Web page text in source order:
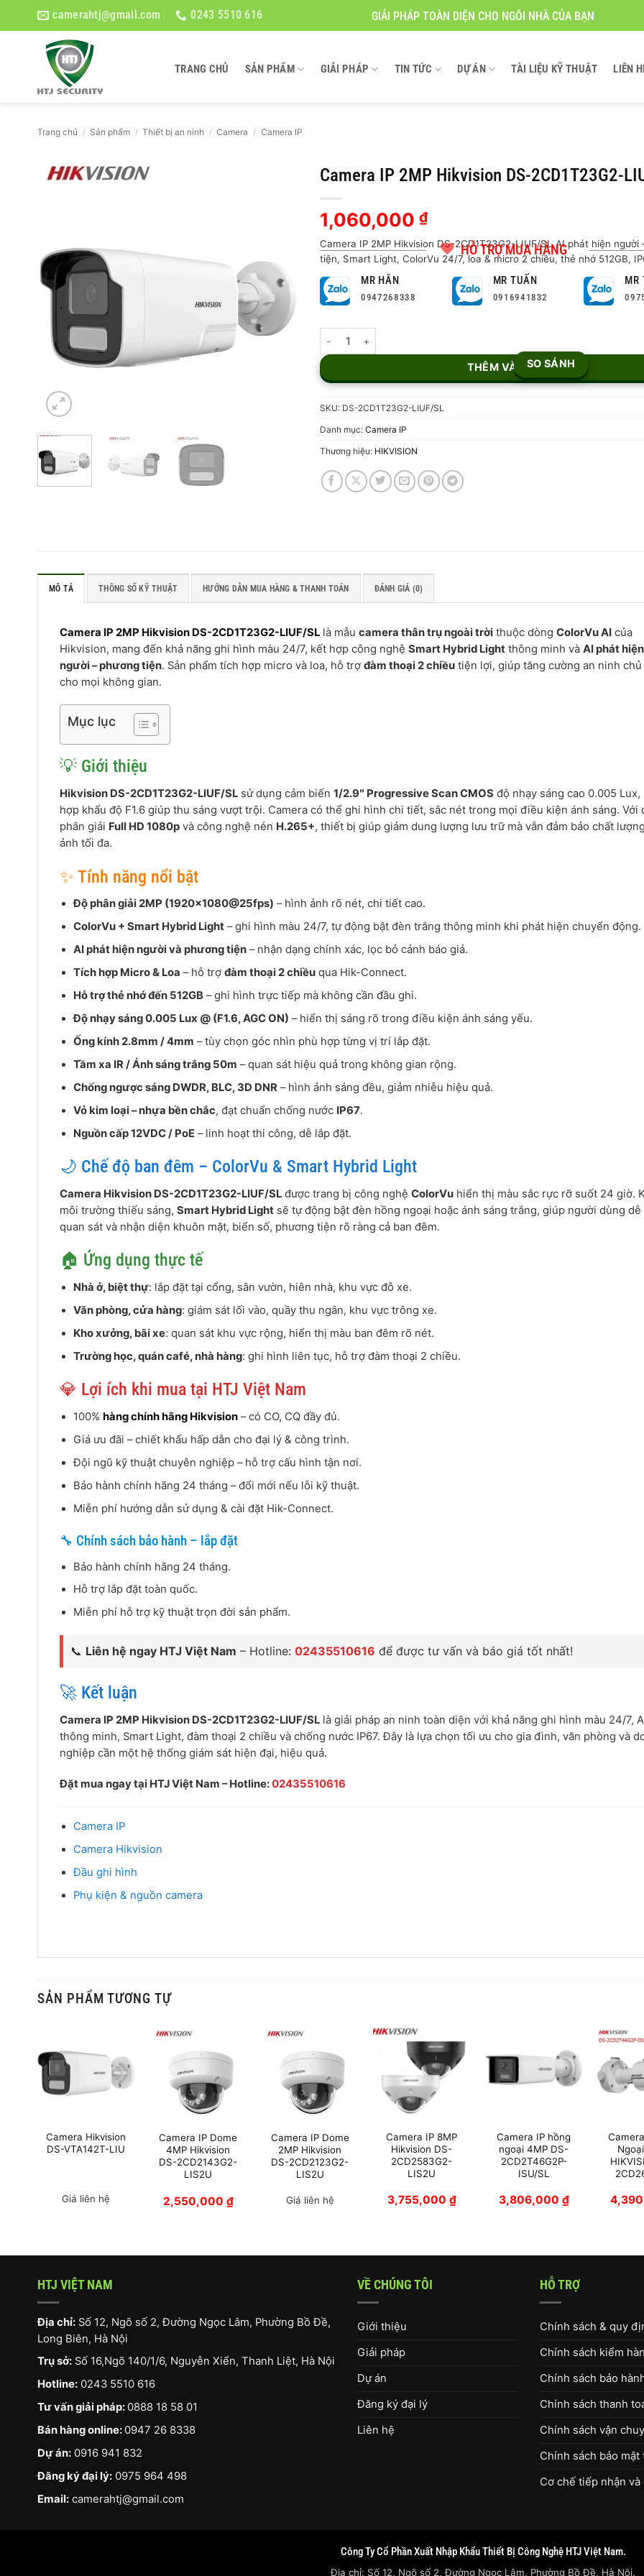
camerahtj@gmail.com 0243 5510 616 GIẢI PHÁP TOÀN DIỆN CHO NGÔI NHÀ CỦA BẠN
TRANG CHỦ SẢN PHẨM GIẢI PHÁP TIN TỨC DỰ ÁN TÀI LIỆU KỸ THUẬT LIÊN
Trang chủ / Sản phẩm / Thiết bị an ninh / Camera / Camera IP
Camera IP 2MP Hikvision DS-2CD1T23G2-
1,060,000₫
Camera IP 2MP Hikvision DS-2CD1T23G2-LIUF/SL AI phát hiện người
tiện, Smart Light, ColorVu 24/7, loa & micro 2 chiều, thẻ nhớ 512GB,
HỖ TRỢ MUA HÀNG
MR HÂN
0947268338
MR TUẤN
0916941832
MR
THÊM VÀO GIỎSO SÁNH
SKU: DS-2CD1T23G2-LIUF/SL
Danh mục:Camera IP
Thương hiệu: HIKVISION
MÔ TẢ THÔNG SỐ KỸ THUẬT HƯỚNG DẪN MUA HÀNG & THANH TOÁN ĐÁNH GIÁ (0)
Camera IP 2MP Hikvision DS-2CD1T23G2-LIUF/SL là mẫu camera thân trụ ngoài trời thuộc dòng ColorVu AI của
Hikvision, mang đến khả năng ghi hình màu 24/7, kết hợp công nghệ Smart Hybrid Light thông minh và AI phát hiện
người – phương tiện. Sản phẩm tích hợp micro và loa, hỗ trợ đàm thoại 2 chiều tiện lợi, giúp tăng cường an ninh chủ
cho mọi không gian.
Mục lục
💡 Giới thiệu
Hikvision DS-2CD1T23G2-LIUF/SL sử dụng cảm biến 1/2.9″ Progressive Scan CMOS độ nhạy sáng cao 0.005 Lux,
hợp khẩu độ F1.6 giúp thu sáng vượt trội. Camera có thể ghi hình chi tiết, sắc nét trong mọi điều kiện ánh sáng. Với
phân giải Full HD 1080p và công nghệ nén H.265+, thiết bị giúp giảm dung lượng lưu trữ mà vẫn đảm bảo chất
ảnh tối đa.
✨ Tính năng nổi bật
Độ phân giải 2MP (1920×1080@25fps) – hình ảnh rõ nét, chi tiết cao.
ColorVu + Smart Hybrid Light – ghi hình màu 24/7, tự động bật đèn trắng thông minh khi phát hiện chuyển động.
AI phát hiện người và phương tiện – nhận dạng chính xác, lọc bỏ cảnh báo giả.
Tích hợp Micro & Loa – hỗ trợđàm thoại 2 chiều qua Hik-Connect.
Hỗ trợ thẻ nhớ đến 512GB – ghi hình trực tiếp mà không cần đầu ghi.
Độ nhạy sáng 0.005 Lux @ (F1.6, AGC ON) – hiển thị sáng rõ trong điều kiện ánh sáng yếu.
Ống kính 2.8mm / 4mm – tùy chọn góc nhìn phù hợp từng vị trí lắp đặt.
Tầm xa IR / Ánh sáng trắng 50m – quan sát hiệu quả trong không gian rộng.
Chống ngược sáng DWDR, BLC, 3D DNR – hình ảnh sáng đều, giảm nhiễu hiệu quả.
Vỏ kim loại – nhựa bền chắc, đạt chuẩn chống nước IP67.
Nguồn cấp 12VDC / PoE – linh hoạt thi công, dễ lắp đặt.
🌙 Chế độ ban đêm – ColorVu & Smart Hybrid Light
Camera Hikvision DS-2CD1T23G2-LIUF/SL được trang bị công nghệ ColorVu hiển thị màu sắc rực rỡ suốt 24 giờ.
môi trường thiếu sáng, Smart Hybrid Light sẽ tự động bật đèn hồng ngoại hoặc ánh sáng trắng, giúp người dùng dễ
quan sát và nhận diện khuôn mặt, biển số, phương tiện rõ ràng cả ban đêm.
🏠 Ứng dụng thực tế
Nhà ở, biệt thự: lắp đặt tại cổng, sân vườn, hiên nhà, khu vực đỗ xe.
Văn phòng, cửa hàng: giám sát lối vào, quầy thu ngân, khu vực trông xe.
Kho xưởng, bãi xe: quan sát khu vực rộng, hiển thị màu ban đêm rõ nét.
Trường học, quán café, nhà hàng: ghi hình liên tục, hỗ trợ đàm thoại 2 chiều.
💎 Lợi ích khi mua tại HTJ Việt Nam
100%hàng chính hãng Hikvision – có CO, CQ đầy đủ.
Giá ưu đãi – chiết khấu hấp dẫn cho đại lý & công trình.
Đội ngũ kỹ thuật chuyên nghiệp – hỗ trợ cấu hình tận nơi.
Bảo hành chính hãng 24 tháng – đổi mới nếu lỗi kỹ thuật.
Miễn phí hướng dẫn sử dụng & cài đặt Hik-Connect.
🔧 Chính sách bảo hành – lắp đặt
Bảo hành chính hãng 24 tháng.
Hỗ trợ lắp đặt toàn quốc.
Miễn phí hỗ trợ kỹ thuật trọn đời sản phẩm.
📞 Liên hệ ngay HTJ Việt Nam – Hotline: 02435510616 để được tư vấn và báo giá tốt nhất!
🚀 Kết luận
Camera IP 2MP Hikvision DS-2CD1T23G2-LIUF/SL là giải pháp an ninh toàn diện với khả năng ghi hình màu 24/7,
thông minh, Smart Light, đàm thoại 2 chiều và chống nước IP67. Đây là lựa chọn tối ưu cho gia đình, văn phòng và
nghiệp cần một hệ thống giám sát hiện đại, hiệu quả.
Đặt mua ngay tại HTJ Việt Nam – Hotline:02435510616
Camera IP
Camera Hikvision
Đầu ghi hình
Phụ kiện & nguồn camera
SẢN PHẨM TƯƠNG TỰ
Camera Hikvision
DS-VTA142T-LIU
Giá liên hệ
Camera IP Dome
4MP Hikvision
DS-2CD2143G2-
LIS2U
2,550,000 ₫
Camera IP Dome
2MP Hikvision
DS-2CD2123G2-
LIS2U
Giá liên hệ
Camera IP 8MP
Hikvision DS-
2CD2583G2-
LIS2U
3,755,000 ₫
Camera IP hồng
ngoại 4MP DS-
2CD2T46G2P-
ISU/SL
3,806,000 ₫
HTJ VIỆT NAM
Địa chỉ: Số 12, Ngõ số 2, Đường Ngọc Lâm, Phường Bồ Đề,
Long Biên, Hà Nội
Trụ sở: Số 16,Ngõ 140/1/6, Nguyễn Xiển, Thanh Liệt, Hà Nội
Hotline: 0243 5510 616
Tư vấn giải pháp: 0888 18 58 01
Bán hàng online: 0947 26 8338
Dự án: 0916 941 832
Đăng ký đại lý: 0975 964 498
Email: camerahtj@gmail.com
VỀ CHÚNG TÔI
Giới thiệu
Giải pháp
Dự án
Đăng ký đại lý
Liên hệ
HỖ TRỢ
Chính sách & quy
Chính sách kiểm
Chính sách bảo
Chính sách thanh
Chính sách vận
Chính sách bảo mật
Cơ chế tiếp nhận
Công Ty Cổ Phần Xuất Nhập Khẩu Thiết Bị Công Nghệ HTJ Việt Nam.
Địa chỉ: Số 12, Ngõ số 2, Đường Ngọc Lâm, Phường Bồ Đề, Hà Nội.